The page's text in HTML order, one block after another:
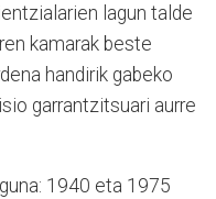
lagun talde
kamarak beste
handirik gabeko
garrantzitsuari aurre
1940 eta 1975